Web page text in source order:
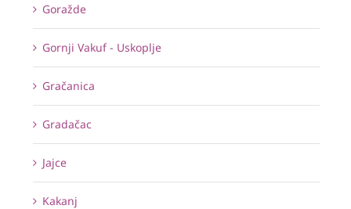
Goražde
Gornji Vakuf - Uskoplje
Gračanica
Gradačac
Jajce
Kakanj